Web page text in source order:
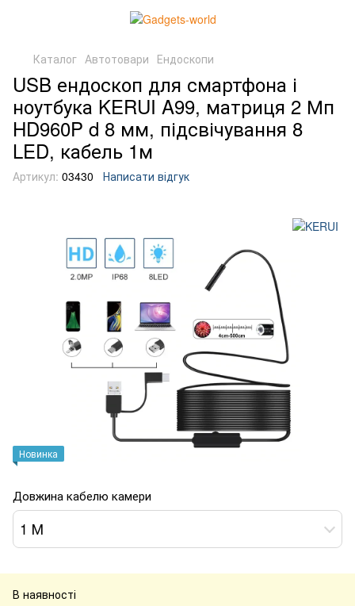
Каталог Автотовари Ендоскопи
USB ендоскоп для смартфона і
ноутбука KERUI A99, матриця 2 Мп
HD960P d 8 мм, підсвічування 8
LED, кабель 1м
Артикул: 03430 Написати відгук
Новинка
Довжина кабелю камери
1 М
В наявності